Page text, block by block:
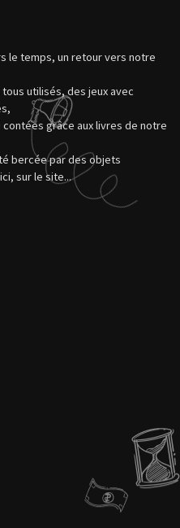
le temps, un retour vers notre
utilisés, des jeux avec
grâce aux livres de notre
bercée par des objets
sur le site...